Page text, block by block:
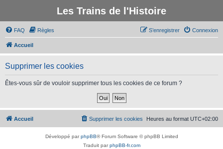
Les Trains de l'Histoire
FAQ Règles Connexion
S’enregistrer
Accueil
Supprimer les cookies
Êtes-vous sûr de vouloir supprimer tous les cookies de ce forum ?
Accueil Heures au format UTC+02:00
Supprimer les cookies
Développé parphpBB® Forum Software © phpBB Limited
Traduit parphpBB-fr.com